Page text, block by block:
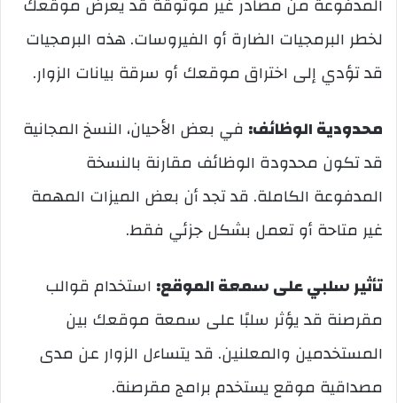
لخطر البرمجيات الضارة أو الفيروسات. هذه البرمجيات
قد تؤدي إلى اختراق موقعك أو سرقة بيانات الزوار.
محدودية الوظائف: في بعض الأحيان، النسخ المجانية
قد تكون محدودة الوظائف مقارنة بالنسخة
المدفوعة الكاملة. قد تجد أن بعض الميزات المهمة
غير متاحة أو تعمل بشكل جزئي فقط.
تأثير سلبي على سمعة الموقع: استخدام قوالب
مقرصنة قد يؤثر سلبًا على سمعة موقعك بين
المستخدمين والمعلنين. قد يتساءل الزوار عن مدى
مصداقية موقع يستخدم برامج مقرصنة.